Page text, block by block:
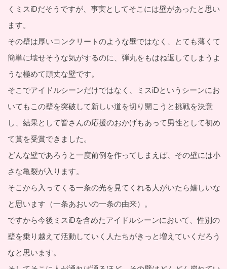
くミスiDだそうですが、事実としてそこには壁があったと思い
ます。
その壁は厚いコンクリートのような壁ではなく、とても薄くて
簡単に壊せそうな気がするのに、弾丸をもはね返してしまうよ
うな極めて頑丈な壁です。
そこでアイドルシーンだけではなく、ミスiDというシーンにお
いてもこの壁を突破して新しい道を切り開こうと挑戦を決意
し、結果として皆さんの応援のおかげもあって男性として初め
て賞を受賞できました。
どんな壁であろうと一度前例を作ってしまえば、その壁には小
さな亀裂が入ります。
そこから入ってくる一条の光を見てくれる人がいたら嬉しいな
と思います（一条あおいの一条の由来）。
ですから今後ミスiDを含めたアイドルシーンにおいて、性別の
壁を乗り越えて活動していく人たちがきっと増えていくだろう
なと思います。